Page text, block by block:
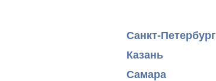
Санкт-Петербург
Казань
Самара